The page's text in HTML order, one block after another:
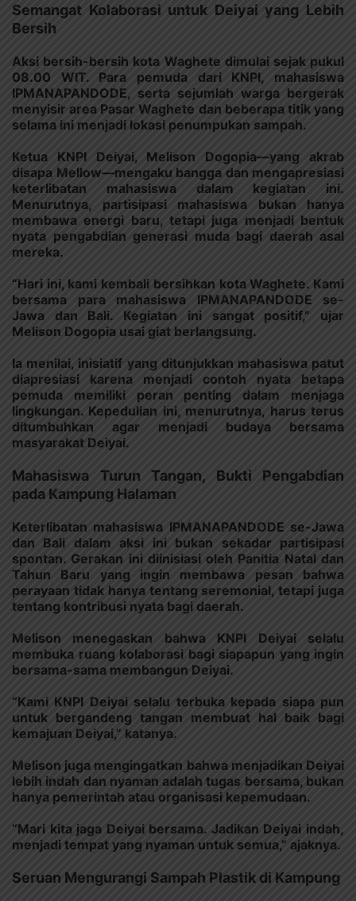
Semangat Kolaborasi untuk Deiyai yang Lebih
Bersih
Aksi bersih-bersih kota Waghete dimulai sejak pukul
08.00 WIT. Para pemuda dari KNPI, mahasiswa
IPMANAPANDODE, serta sejumlah warga bergerak
menyisir area Pasar Waghete dan beberapa titik yang
selama ini menjadi lokasi penumpukan sampah.
Ketua KNPI Deiyai, Melison Dogopia—yang akrab
disapa Mellow—mengaku bangga dan mengapresiasi
keterlibatan mahasiswa dalam kegiatan ini.
Menurutnya, partisipasi mahasiswa bukan hanya
membawa energi baru, tetapi juga menjadi bentuk
nyata pengabdian generasi muda bagi daerah asal
mereka.
“Hari ini, kami kembali bersihkan kota Waghete. Kami
bersama para mahasiswa IPMANAPANDODE se-
Jawa dan Bali. Kegiatan ini sangat positif,” ujar
Melison Dogopia usai giat berlangsung.
Ia menilai, inisiatif yang ditunjukkan mahasiswa patut
diapresiasi karena menjadi contoh nyata betapa
pemuda memiliki peran penting dalam menjaga
lingkungan. Kepedulian ini, menurutnya, harus terus
ditumbuhkan agar menjadi budaya bersama
masyarakat Deiyai.
Mahasiswa Turun Tangan, Bukti Pengabdian
pada Kampung Halaman
Keterlibatan mahasiswa IPMANAPANDODE se-Jawa
dan Bali dalam aksi ini bukan sekadar partisipasi
spontan. Gerakan ini diinisiasi oleh Panitia Natal dan
Tahun Baru yang ingin membawa pesan bahwa
perayaan tidak hanya tentang seremonial, tetapi juga
tentang kontribusi nyata bagi daerah.
Melison menegaskan bahwa KNPI Deiyai selalu
membuka ruang kolaborasi bagi siapapun yang ingin
bersama-sama membangun Deiyai.
“Kami KNPI Deiyai selalu terbuka kepada siapa pun
untuk bergandeng tangan membuat hal baik bagi
kemajuan Deiyai,” katanya.
Melison juga mengingatkan bahwa menjadikan Deiyai
lebih indah dan nyaman adalah tugas bersama, bukan
hanya pemerintah atau organisasi kepemudaan.
“Mari kita jaga Deiyai bersama. Jadikan Deiyai indah,
menjadi tempat yang nyaman untuk semua,” ajaknya.
Seruan Mengurangi Sampah Plastik di Kampung